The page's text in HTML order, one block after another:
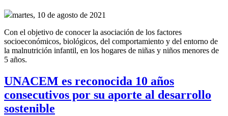
martes, 10 de agosto de 2021
Con el objetivo de conocer la asociación de los factores
socioeconómicos, biológicos, del comportamiento y del entorno de
la malnutrición infantil, en los hogares de niñas y niños menores de
5 años.
UNACEM es reconocida 10 años
consecutivos por su aporte al desarrollo
sostenible